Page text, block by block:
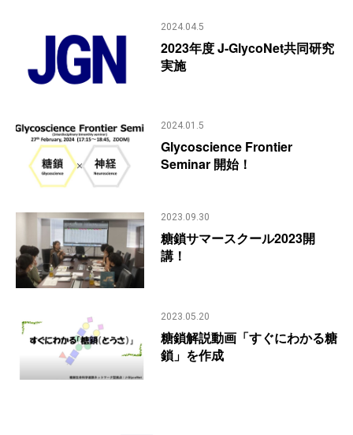
2024.04.5
2023年度 J-GlycoNet共同研究
実施
2024.01.5
Glycoscience Frontier
Seminar 開始！
2023.09.30
糖鎖サマースクール2023開
講！
2023.05.20
糖鎖解説動画「すぐにわかる糖
鎖」を作成